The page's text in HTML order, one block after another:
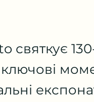
святкує